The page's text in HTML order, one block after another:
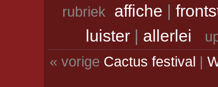
rubriek affiche |
luister| allerlei
« vorige Cactus festival |